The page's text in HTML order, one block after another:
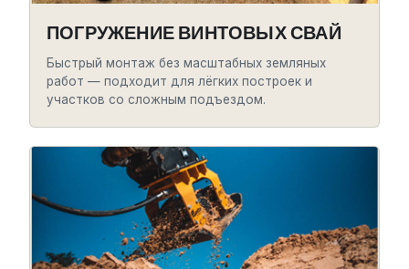
ПОГРУЖЕНИЕ ВИНТОВЫХ СВАЙ
Быстрый монтаж без масштабных земляных
работ — подходит для лёгких построек и
участков со сложным подъездом.